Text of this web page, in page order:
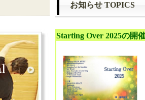
お知らせ TOPICS
Starting Over 2025の開